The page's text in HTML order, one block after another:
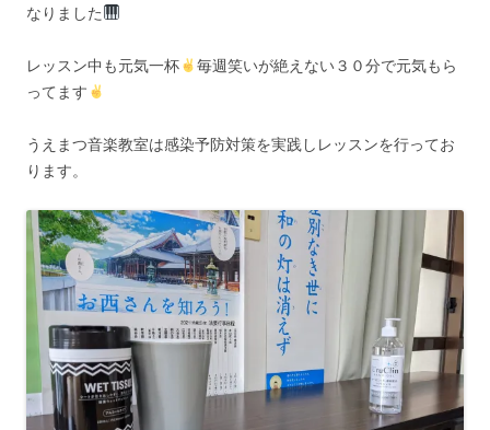
なりました
レッスン中も元気一杯
毎週笑いが絶えない３０分で元気もら
ってます
うえまつ音楽教室は感染予防対策を実践しレッスンを行ってお
ります。